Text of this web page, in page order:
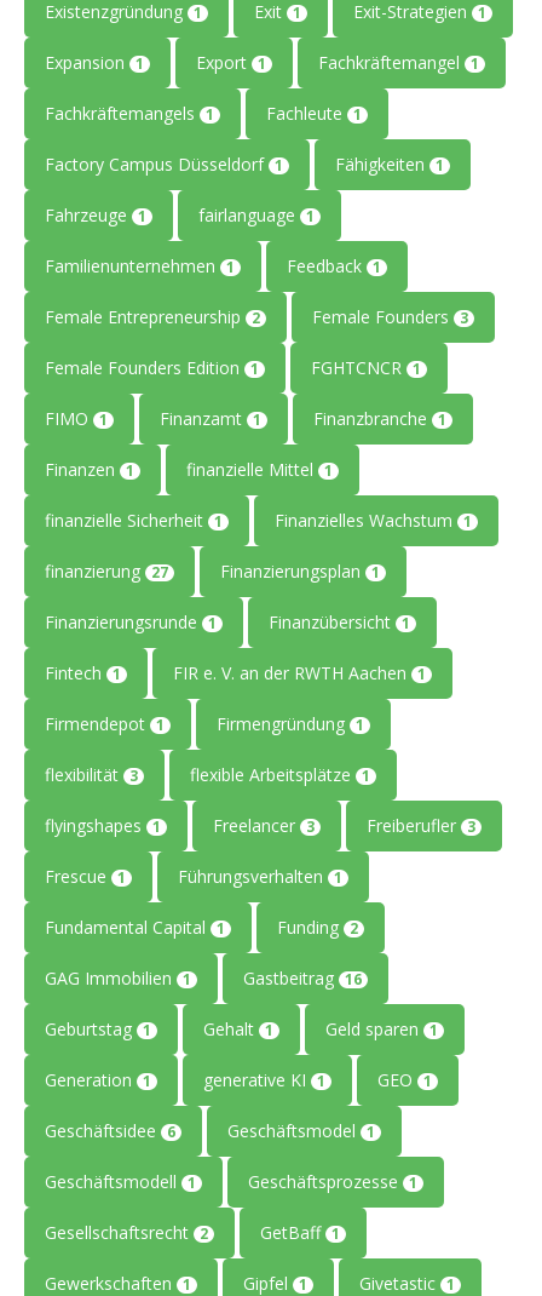
Existenzgründung 1 Exit 1 Exit-Strategien 1
Expansion 1 Export 1 Fachkräftemangel 1
Fachkräftemangels 1 Fachleute 1
Factory Campus Düsseldorf 1 Fähigkeiten 1
Fahrzeuge 1 fairlanguage 1
Familienunternehmen 1 Feedback 1
Female Entrepreneurship 2 Female Founders 3
Female Founders Edition 1 FGHTCNCR 1
FIMO 1 Finanzamt 1 Finanzbranche 1
Finanzen 1 finanzielle Mittel 1
finanzielle Sicherheit 1 Finanzielles Wachstum 1
finanzierung 27 Finanzierungsplan 1
Finanzierungsrunde 1 Finanzübersicht 1
Fintech 1 FIR e. V. an der RWTH Aachen 1
Firmendepot 1 Firmengründung 1
flexibilität 3 flexible Arbeitsplätze 1
flyingshapes 1 Freelancer 3 Freiberufler 3
Frescue 1 Führungsverhalten 1
Fundamental Capital 1 Funding 2
GAG Immobilien 1 Gastbeitrag 16
Geburtstag 1 Gehalt 1 Geld sparen 1
Generation 1 generative KI 1 GEO 1
Geschäftsidee 6 Geschäftsmodel 1
Geschäftsmodell 1 Geschäftsprozesse 1
Gesellschaftsrecht 2 GetBaff 1
Gewerkschaften 1 Gipfel 1 Givetastic 1